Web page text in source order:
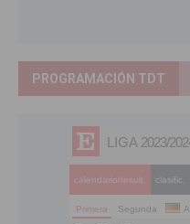
PROGRAMACIÓN TDT